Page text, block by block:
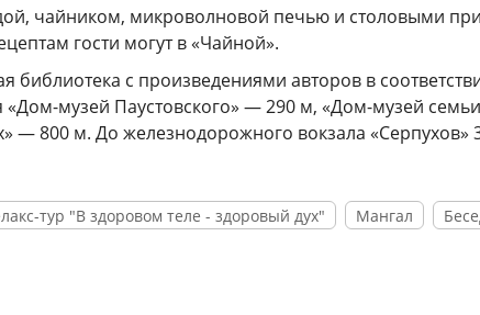
чайником, микроволновой печью и столовыми
гости могут в «Чайной».
с произведениями авторов в
музей Паустовского» — 290 м, «Дом-музей семьи
— 800 м. До железнодорожного вокзала «Серпухов»
тур "В здоровом теле - здоровый дух" Мангал